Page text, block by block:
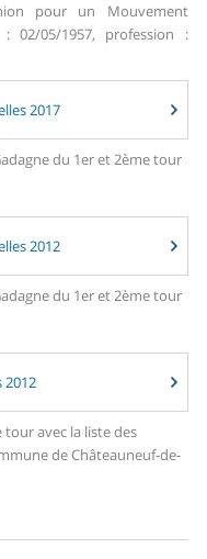
pour un Mouvement
02/05/1957, profession :
2017
du 1er et 2ème tour
2012
du 1er et 2ème tour
2012
avec la liste des
de Châteauneuf-de-